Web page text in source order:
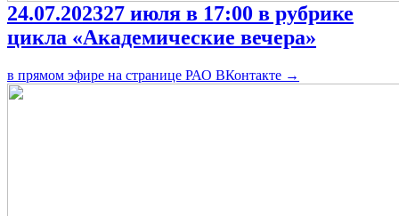
24.07.202327 июля в 17:00 в рубрике
цикла «Академические вечера»
в прямом эфире на странице РАО ВКонтакте →